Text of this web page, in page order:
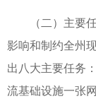
（二）主要任
影响和制约全州
出八大主要任务
流基础设施一张